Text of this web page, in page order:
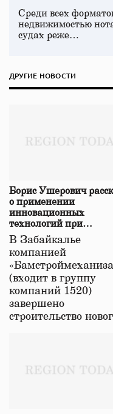
Среди всех
недвижимостью
судах реже…
ДРУГИЕ НОВОСТИ
Борис Ушерович
о применении
инновационных
технологий при
строительстве нового
в Забайкалье
В Забайкалье
компанией
(входит в группу
компаний 1520)
завершено
строительство